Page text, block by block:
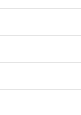
제 나타낼
느냐 반드시
내리니